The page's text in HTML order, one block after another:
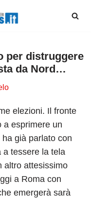
per distruggere
da Nord…
elezioni. Il fronte
a esprimere un
già parlato con
a tessere la tela
altro attesissimo
a Roma con
emergerà sarà